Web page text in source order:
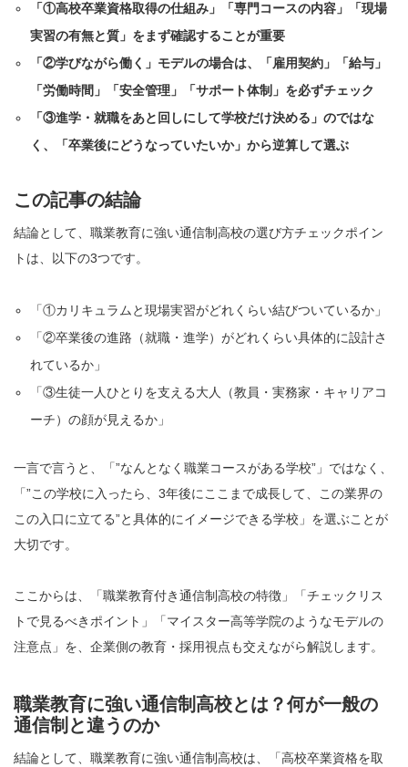
「①高校卒業資格取得の仕組み」「専門コースの内容」「現場
実習の有無と質」をまず確認することが重要
「②学びながら働く」モデルの場合は、「雇用契約」「給与」
「労働時間」「安全管理」「サポート体制」を必ずチェック
「③進学・就職をあと回しにして学校だけ決める」のではな
く、「卒業後にどうなっていたいか」から逆算して選ぶ
この記事の結論
結論として、職業教育に強い通信制高校の選び方チェックポイン
トは、以下の3つです。
「①カリキュラムと現場実習がどれくらい結びついているか」
「②卒業後の進路（就職・進学）がどれくらい具体的に設計さ
れているか」
「③生徒一人ひとりを支える大人（教員・実務家・キャリアコ
ーチ）の顔が見えるか」
一言で言うと、「”なんとなく職業コースがある学校”」ではなく、
「”この学校に入ったら、3年後にここまで成長して、この業界の
この入口に立てる”と具体的にイメージできる学校」を選ぶことが
大切です。
ここからは、「職業教育付き通信制高校の特徴」「チェックリス
トで見るべきポイント」「マイスター高等学院のようなモデルの
注意点」を、企業側の教育・採用視点も交えながら解説します。
職業教育に強い通信制高校とは？何が一般の
通信制と違うのか
結論として、職業教育に強い通信制高校は、「高校卒業資格を取